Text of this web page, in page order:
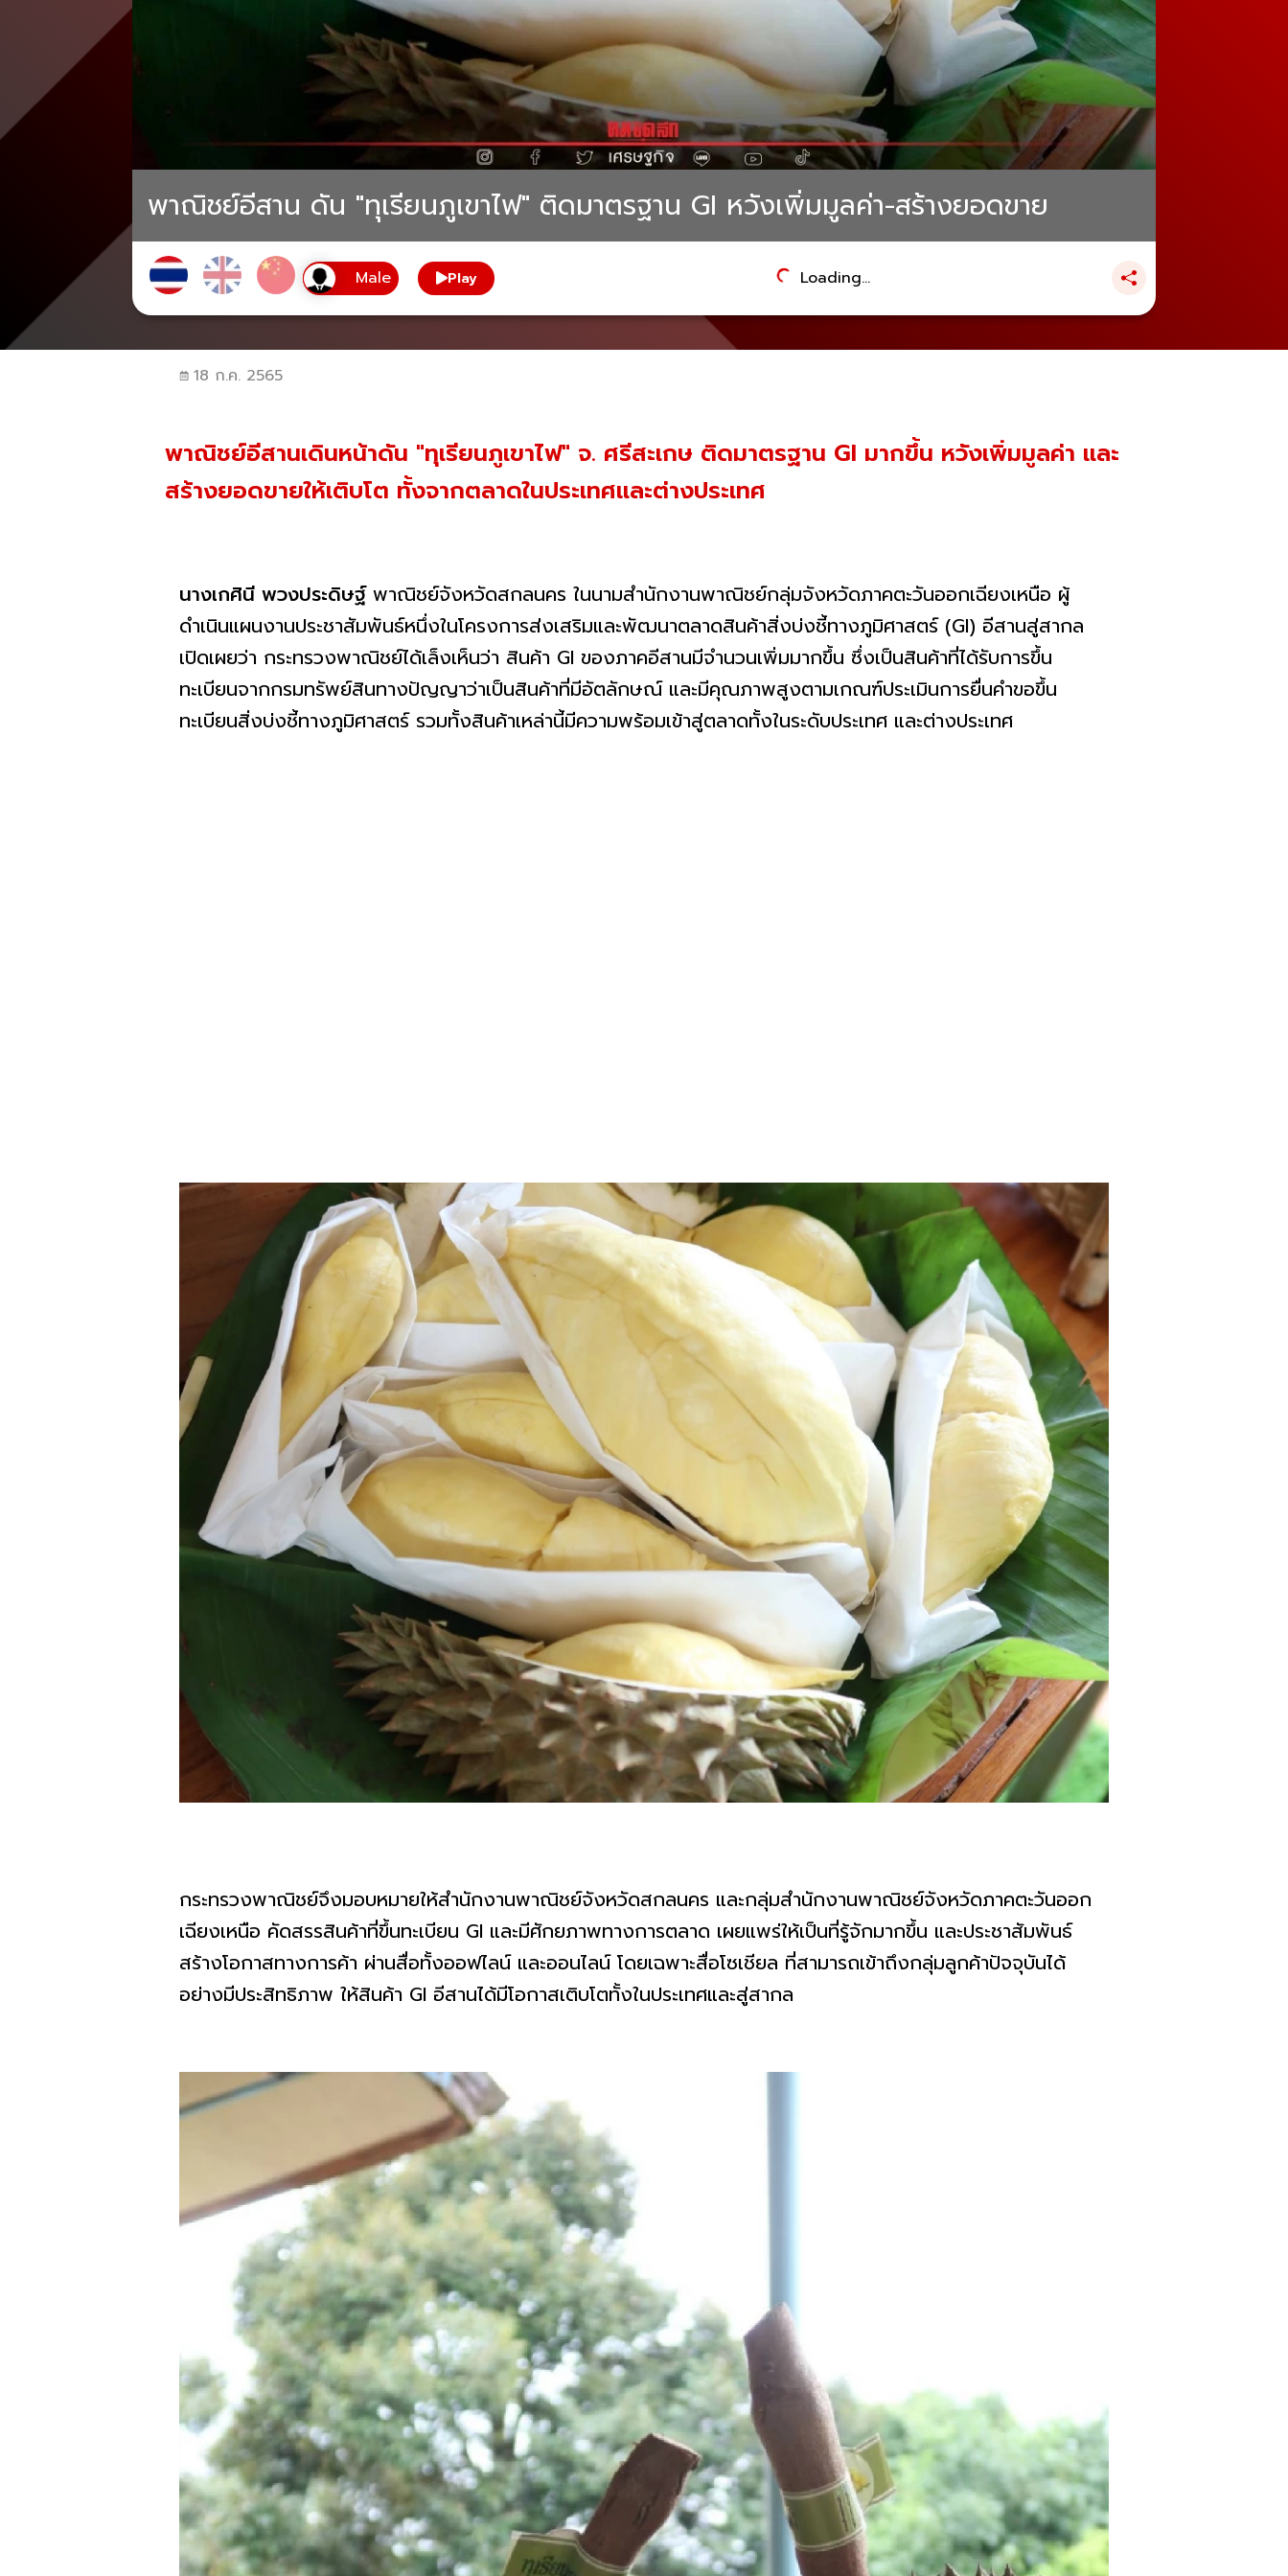
พาณิชย์อีสาน ดัน "ทุเรียนภูเขาไฟ" ติดมาตรฐาน GI หวังเพิ่มมูลค่า-สร้างยอดขาย
Play Loading...
18 ก.ค. 2565
พาณิชย์อีสานเดินหน้าดัน "ทุเรียนภูเขาไฟ" จ. ศรีสะเกษ ติดมาตรฐาน GI มากขึ้น หวังเพิ่มมูลค่า และ
สร้างยอดขายให้เติบโต ทั้งจากตลาดในประเทศและต่างประเทศ
นางเกศินี พวงประดิษฐ์พาณิชย์จังหวัดสกลนคร ในนามสำนักงานพาณิชย์กลุ่มจังหวัดภาคตะวันออกเฉียงเหนือ ผู้
ดำเนินแผนงานประชาสัมพันธ์หนึ่งในโครงการส่งเสริมและพัฒนาตลาดสินค้าสิ่งบ่งชี้ทางภูมิศาสตร์ (GI) อีสานสู่สากล
เปิดเผยว่า กระทรวงพาณิชย์ได้เล็งเห็นว่า สินค้า GI ของภาคอีสานมีจำนวนเพิ่มมากขึ้น ซึ่งเป็นสินค้าที่ได้รับการขึ้น
ทะเบียนจากกรมทรัพย์สินทางปัญญาว่าเป็นสินค้าที่มีอัตลักษณ์ และมีคุณภาพสูงตามเกณฑ์ประเมินการยื่นคำขอขึ้น
ทะเบียนสิ่งบ่งชี้ทางภูมิศาสตร์ รวมทั้งสินค้าเหล่านี้มีความพร้อมเข้าสู่ตลาดทั้งในระดับประเทศ และต่างประเทศ
กระทรวงพาณิชย์จึงมอบหมายให้สำนักงานพาณิชย์จังหวัดสกลนคร และกลุ่มสำนักงานพาณิชย์จังหวัดภาคตะวันออก
เฉียงเหนือ คัดสรรสินค้าที่ขึ้นทะเบียน GI และมีศักยภาพทางการตลาด เผยแพร่ให้เป็นที่รู้จักมากขึ้น และประชาสัมพันธ์
สร้างโอกาสทางการค้า ผ่านสื่อทั้งออฟไลน์ และออนไลน์ โดยเฉพาะสื่อโซเชียล ที่สามารถเข้าถึงกลุ่มลูกค้าปัจจุบันได้
อย่างมีประสิทธิภาพ ให้สินค้า GI อีสานได้มีโอกาสเติบโตทั้งในประเทศและสู่สากล